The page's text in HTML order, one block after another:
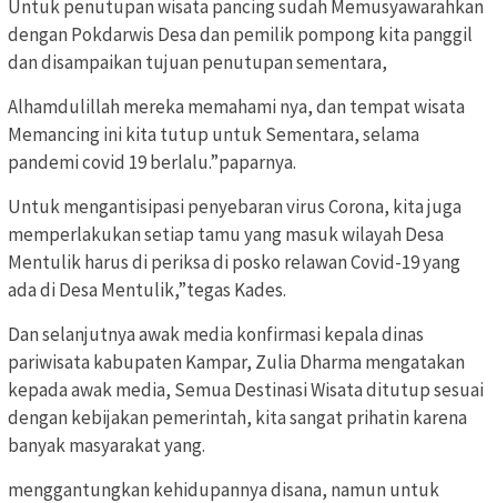
Untuk penutupan wisata pancing sudah Memusyawarahkan
dengan Pokdarwis Desa dan pemilik pompong kita panggil
dan disampaikan tujuan penutupan sementara,
Alhamdulillah mereka memahami nya, dan tempat wisata
Memancing ini kita tutup untuk Sementara, selama
pandemi covid 19 berlalu.”paparnya.
Untuk mengantisipasi penyebaran virus Corona, kita juga
memperlakukan setiap tamu yang masuk wilayah Desa
Mentulik harus di periksa di posko relawan Covid-19 yang
ada di Desa Mentulik,”tegas Kades.
Dan selanjutnya awak media konfirmasi kepala dinas
pariwisata kabupaten Kampar, Zulia Dharma mengatakan
kepada awak media, Semua Destinasi Wisata ditutup sesuai
dengan kebijakan pemerintah, kita sangat prihatin karena
banyak masyarakat yang.
menggantungkan kehidupannya disana, namun untuk